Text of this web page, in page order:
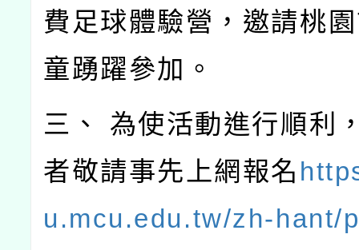
費足球體驗營，邀請桃
童踴躍參加。
三、 為使活動進行順利
者敬請事先上網報名
u.mcu.edu.tw/zh-hant/